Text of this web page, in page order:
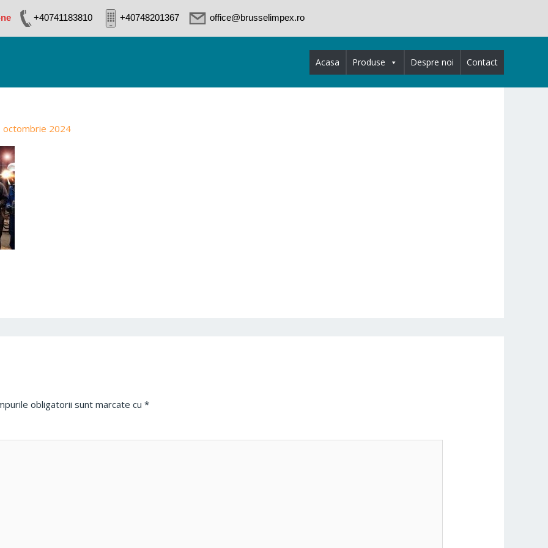
+40741183810 +40748201367 office@brusselimpex.ro
Acasa Produse Despre noi Contact
octombrie 2024
obligatorii sunt marcate cu*